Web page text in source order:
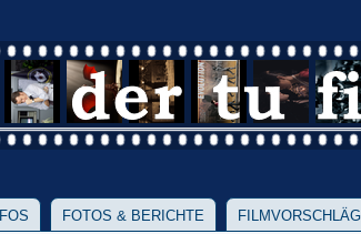
FOTOS & BERICHTE